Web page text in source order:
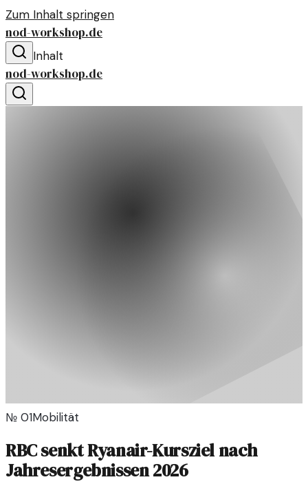
Zum Inhalt springen
nod-workshop.de
Inhalt
nod-workshop.de
№ 01Mobilität
RBC senkt Ryanair-Kursziel nach
Jahresergebnissen 2026